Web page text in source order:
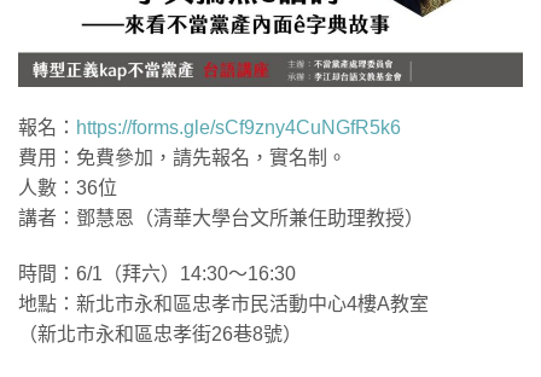
報名： https://forms.gle/sCf9zny4CuNGfR5k6
費用：免費參加，請先報名，實名制。
人數：36位
講者：鄧慧恩（清華大學台文所兼任助理教授）
時間：6/1（拜六）14:30～16:30
地點：新北市永和區忠孝市民活動中心4樓A教室
（新北市永和區忠孝街26巷8號）